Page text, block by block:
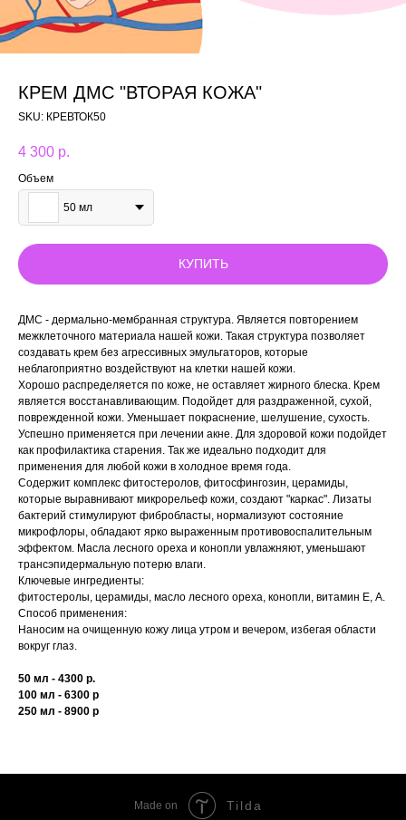
КРЕМ ДМС "ВТОРАЯ КОЖА"
SKU: КРЕВТОК50
4 300 р.
Объем
50 мл
КУПИТЬ
ДМС - дермально-мембранная структура. Является повторением
межклеточного материала нашей кожи. Такая структура позволяет
создавать крем без агрессивных эмульгаторов, которые
неблагоприятно воздействуют на клетки нашей кожи.
Хорошо распределяется по коже, не оставляет жирного блеска. Крем
является восстанавливающим. Подойдет для раздраженной, сухой,
поврежденной кожи. Уменьшает покраснение, шелушение, сухость.
Успешно применяется при лечении акне. Для здоровой кожи подойдет
как профилактика старения. Так же идеально подходит для
применения для любой кожи в холодное время года.
Содержит комплекс фитостеролов, фитосфингозин, церамиды,
которые выравнивают микрорельеф кожи, создают "каркас". Лизаты
бактерий стимулируют фибробласты, нормализуют состояние
микрофлоры, обладают ярко выраженным противовоспалительным
эффектом. Масла лесного ореха и конопли увлажняют, уменьшают
трансэпидермальную потерю влаги.
Ключевые ингредиенты:
фитостеролы, церамиды, масло лесного ореха, конопли, витамин Е, А.
Способ применения:
Наносим на очищенную кожу лица утром и вечером, избегая области
вокруг глаз.
50 мл - 4300 р.
100 мл - 6300 р
250 мл - 8900 р
Made on Tilda